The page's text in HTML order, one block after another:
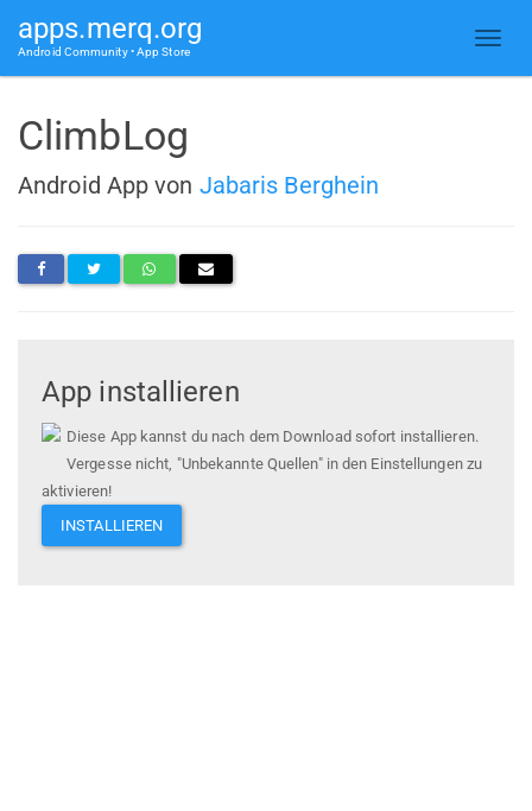
apps.merq.org
Android Community • App Store
ClimbLog
Android App von Jabaris Berghein
App installieren
Diese App kannst du nach dem Download sofort installieren.
Vergesse nicht, "Unbekannte Quellen" in den Einstellungen zu
aktivieren!
INSTALLIEREN